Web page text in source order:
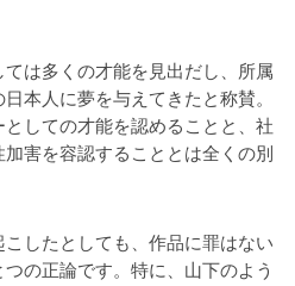
は多くの才能を見出だし、所属
本人に夢を与えてきたと称賛。
しての才能を認めることと、社
害を容認することとは全くの別
こしたとしても、作品に罪はない
の正論です。特に、山下のよう